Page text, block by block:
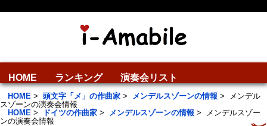
HOME ランキング 演奏会リスト
HOME > 頭文字「メ」の作曲家 > メンデルスゾーンの情報 >
メンデル
スゾーンの演奏会情報
HOME > ドイツの作曲家 > メンデルスゾーンの情報 >
メンデルスゾー
ンの演奏会情報